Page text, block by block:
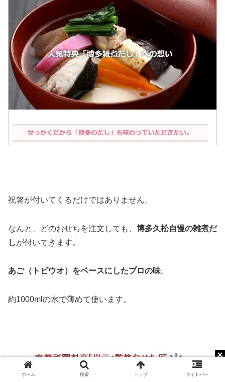
祝箸が付いてくるだけではありません。
なんと、どのおせちを注文しても、 博多久松自慢の雑煮だ
しが付いてきます。
あご（トビウオ）をベースにしたプロの味。
約1000mlの水で薄めて使います。
変更・キャンセル 到着日時の選択方法
ホーム 検索 トップ サイドバー